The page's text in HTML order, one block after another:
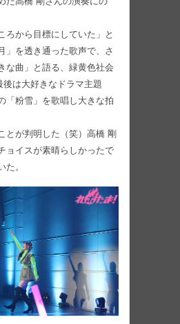
ろから目標にしていた」と
」を透き通った歌声で、さ
な曲」と語る、緑黄色社会
は大好きなドラマ主題
「粉雪」を歌唱し大きな拍
とが判明した（笑）高橋 剛
ョイスが素晴らしかったで
た。